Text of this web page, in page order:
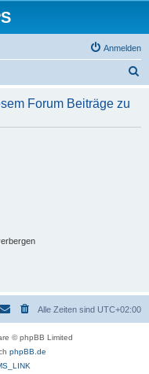
Anmelden
h
Forum Beiträge zu
Alle Zeiten sind UTC+02:00
© phpBB Limited
phpBB.de